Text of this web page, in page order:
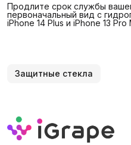
Продлите срок службы
первоначальный вид с
iPhone 14 Plus и iPhone 13 Pro
Защитные стекла